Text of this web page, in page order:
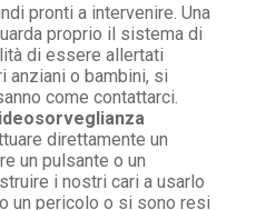
pronti a intervenire. Una
proprio il sistema di
di essere allertati
anziani o bambini, si
come contattarci.
direttamente un
un pulsante o un
i nostri cari a usarlo
un pericolo o si sono resi